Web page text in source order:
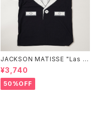
JACKSON MATISSE "Las V
egas Tee"
¥3,740
50%OFF